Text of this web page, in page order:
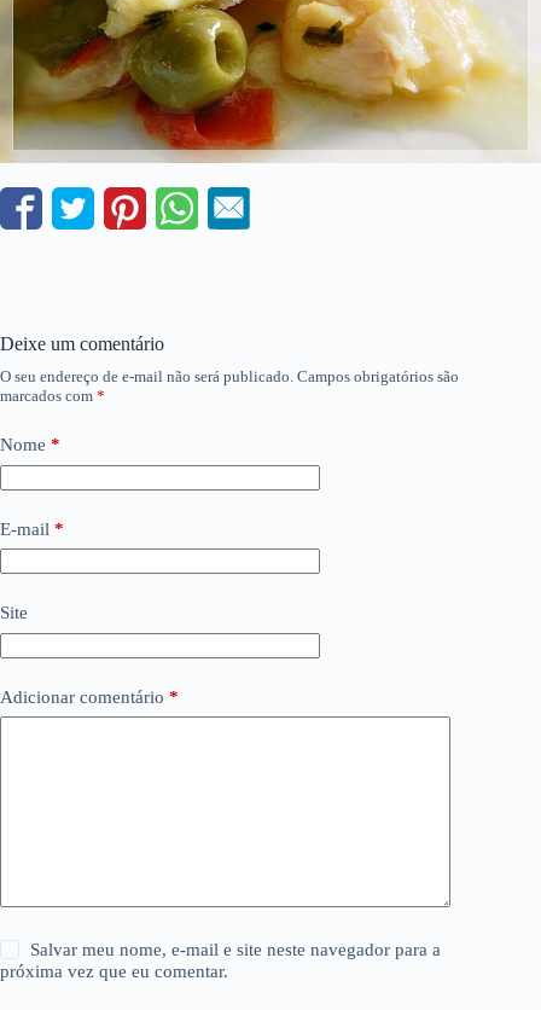
Deixe um comentário
O seu endereço de e-mail não será publicado. Campos obrigatórios são
marcados com *
Nome *
E-mail *
Site
Adicionar comentário *
Salvar meu nome, e-mail e site neste navegador para a
próxima vez que eu comentar.